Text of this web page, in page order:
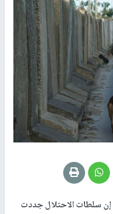
إن سلطات الاحتلال جددت